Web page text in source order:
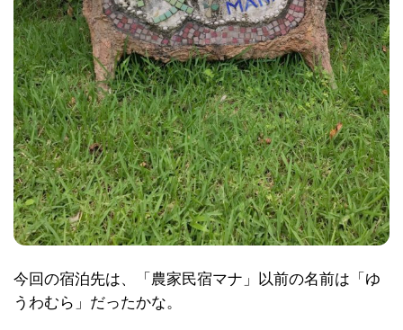
今回の宿泊先は、「農家民宿マナ」以前の名前は「ゆ
うわむら」だったかな。